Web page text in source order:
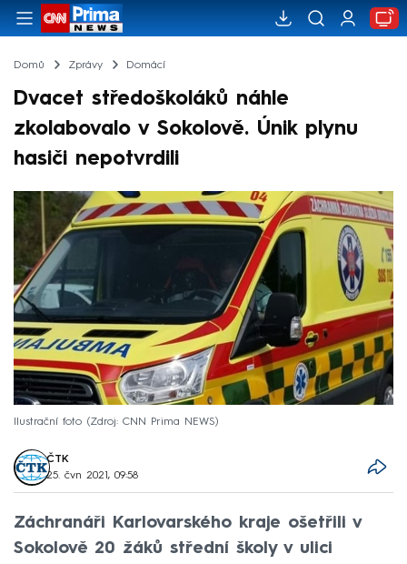
Domů Zprávy Domácí
Dvacet středoškoláků náhle
zkolabovalo v Sokolově. Únik plynu
hasiči nepotvrdili
Ilustrační foto Zdroj: CNN Prima NEWS
ČTK
25. čvn 2021, 09:58
Záchranáři Karlovarského kraje ošetřili v
Sokolově 20 žáků střední školy v ulici